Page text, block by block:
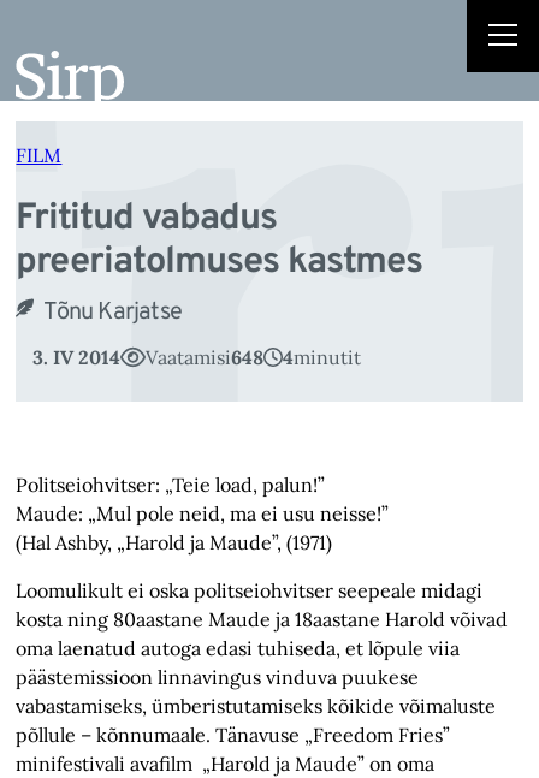
juurde
FILM
Frititud vabadus
preeriatolmuses kastmes
Tõnu Karjatse
3. IV 2014 Vaatamisi648 4minutit
Politseiohvitser: „Teie load, palun!”
Maude: „Mul pole neid, ma ei usu neisse!”
(Hal Ashby, „Harold ja Maude”, (1971)
Loomulikult ei oska politseiohvitser seepeale midagi
kosta ning 80aastane Maude ja 18aastane Harold võivad
oma laenatud autoga edasi tuhiseda, et lõpule viia
päästemissioon linnavingus vinduva puukese
vabastamiseks, ümberistutamiseks kõikide võimaluste
põllule – kõnnumaale. Tänavuse „Freedom Fries”
minifestivali avafilm „Harold ja Maude” on oma